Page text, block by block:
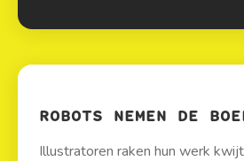
ROBOTS NEMEN DE
Illustratoren raken hun werk